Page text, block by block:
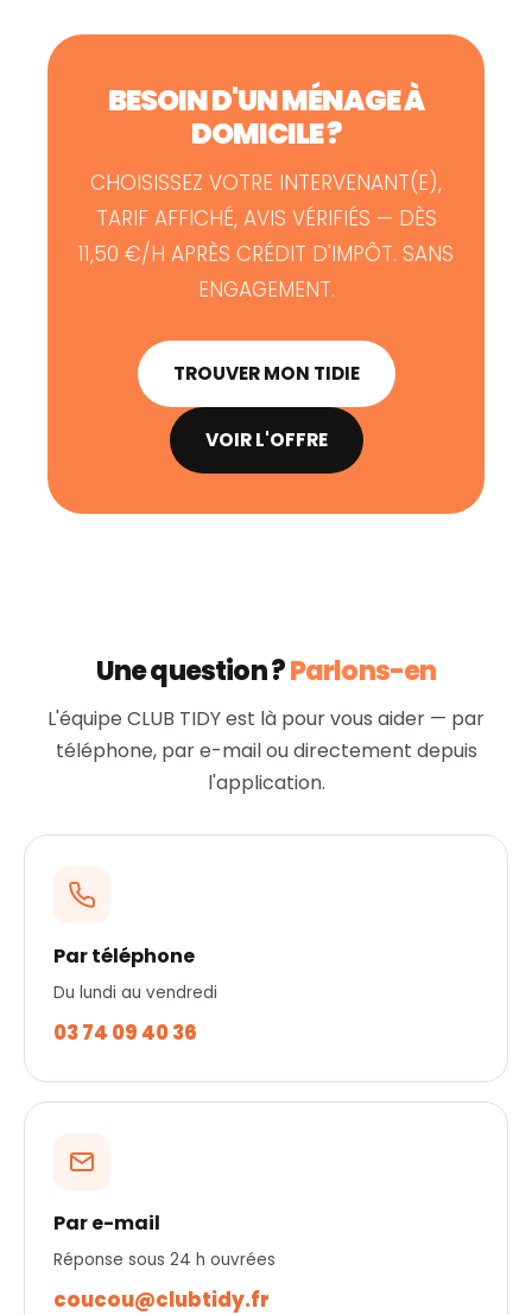
BESOIN D'UN MÉNAGE À
DOMICILE ?
CHOISISSEZ VOTRE INTERVENANT(E),
TARIF AFFICHÉ, AVIS VÉRIFIÉS — DÈS
11,50 €/H APRÈS CRÉDIT D'IMPÔT. SANS
ENGAGEMENT.
TROUVER MON TIDIE
VOIR L'OFFRE
Une question ?Parlons-en
L'équipe CLUB TIDY est là pour vous aider — par
téléphone, par e-mail ou directement depuis
l'application.
Par téléphone
Du lundi au vendredi
03 74 09 40 36
Par e-mail
Réponse sous 24 h ouvrées
coucou@clubtidy.fr